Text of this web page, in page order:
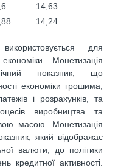
14,63
14,24
для
Монетизація
показник, що
економіки грошима,
і розрахунків, та
виробництва та
масою. Монетизація
який відображає
валюти, до політики
кредитної активності.